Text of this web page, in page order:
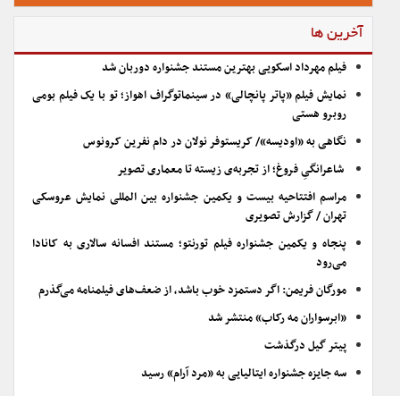
آخرین ها
فیلم مهرداد اسکویی بهترین مستند جشنواره دوربان شد
نمایش فیلم «پاتر پانچالی» در سینماتوگراف اهواز؛ تو با یک فیلم بومی
روبرو هستی
نگاهی به «اودیسه»/ کریستوفر نولان در دام نفرین کرونوس
شاعرانگیِ فروغ؛ از تجربه‌ی زیسته تا معماری تصویر
مراسم افتتاحیه بیست و یکمین جشنواره بین المللی نمایش عروسکی
تهران / گزارش تصویری
پنجاه و یکمین جشنواره فیلم تورنتو؛ مستند افسانه سالاری به کانادا
می‌رود
مورگان فریمن: اگر دستمزد خوب باشد، از ضعف‌های فیلمنامه می‌گذرم
«ابرسواران مه رکاب» منتشر شد
پیتر گیل درگذشت
سه جایزه جشنواره ایتالیایی به «مرد آرام» رسید